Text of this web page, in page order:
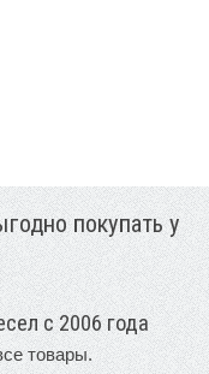
покупать у
с 2006 года
товары.